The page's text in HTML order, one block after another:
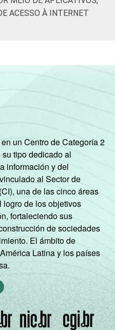
ACESSO À INTERNET
un Centro de Categoría 2
tipo dedicado al
información y del
al Sector de
una de las cinco áreas
de los objetivos
fortaleciendo sus
de sociedades
El ámbito de
Latina y los países